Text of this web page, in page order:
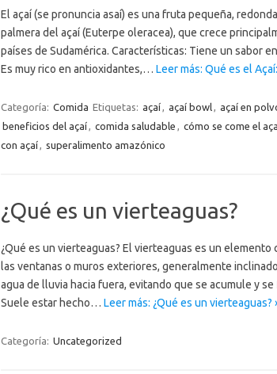
El açaí (se pronuncia asaí) es una fruta pequeña,
palmera del açaí (Euterpe oleracea), que crece
países de Sudamérica. Características: Tiene un sabor
Es muy rico en antioxidantes,… Leer más: Qué es el
Categoría: Comida Etiquetas: açaí, açaí bowl, açaí en
beneficios del açaí, comida saludable , cómo se come el
con açaí, superalimento amazónico
¿Qué es un vierteaguas?
¿Qué es un vierteaguas? El vierteaguas es un
las ventanas o muros exteriores, generalmente
agua de lluvia hacia fuera, evitando que se acumule y
Suele estar hecho… Leer más: ¿Qué es un vierteaguas?
Categoría: Uncategorized